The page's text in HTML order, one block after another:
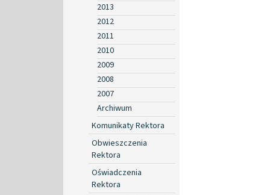
2013
2012
2011
2010
2009
2008
2007
Archiwum
Komunikaty Rektora
Obwieszczenia
Rektora
Oświadczenia
Rektora